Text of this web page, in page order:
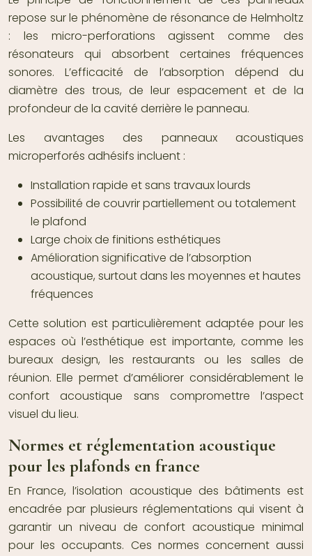
repose sur le phénomène de résonance de Helmholtz
: les micro-perforations agissent comme des
résonateurs qui absorbent certaines fréquences
sonores. L’efficacité de l’absorption dépend du
diamètre des trous, de leur espacement et de la
profondeur de la cavité derrière le panneau.
Les avantages des panneaux acoustiques
microperforés adhésifs incluent :
Installation rapide et sans travaux lourds
Possibilité de couvrir partiellement ou totalement
le plafond
Large choix de finitions esthétiques
Amélioration significative de l’absorption
acoustique, surtout dans les moyennes et hautes
fréquences
Cette solution est particulièrement adaptée pour les
espaces où l’esthétique est importante, comme les
bureaux design, les restaurants ou les salles de
réunion. Elle permet d’améliorer considérablement le
confort acoustique sans compromettre l’aspect
visuel du lieu.
Normes et réglementation acoustique
pour les plafonds en france
En France, l’isolation acoustique des bâtiments est
encadrée par plusieurs réglementations qui visent à
garantir un niveau de confort acoustique minimal
pour les occupants. Ces normes concernent aussi